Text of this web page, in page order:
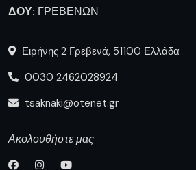
ΔΟΥ: ΓΡΕΒΕΝΩΝ
Ειρήνης 2 Γρεβενά, 51100 Ελλάδα
0030 2462028924
tsaknaki@otenet.gr
Ακολουθήστε μας